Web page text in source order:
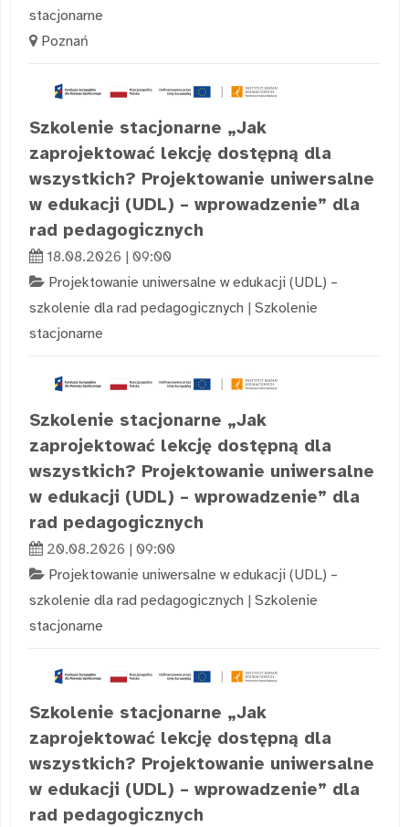
stacjonarne
Poznań
Szkolenie stacjonarne „Jak
zaprojektować lekcję dostępną dla
wszystkich? Projektowanie uniwersalne
w edukacji (UDL) – wprowadzenie” dla
rad pedagogicznych
18.08.2026 | 09:00
Projektowanie uniwersalne w edukacji (UDL) –
szkolenie dla rad pedagogicznych | Szkolenie
stacjonarne
Szkolenie stacjonarne „Jak
zaprojektować lekcję dostępną dla
wszystkich? Projektowanie uniwersalne
w edukacji (UDL) – wprowadzenie” dla
rad pedagogicznych
20.08.2026 | 09:00
Projektowanie uniwersalne w edukacji (UDL) –
szkolenie dla rad pedagogicznych | Szkolenie
stacjonarne
Szkolenie stacjonarne „Jak
zaprojektować lekcję dostępną dla
wszystkich? Projektowanie uniwersalne
w edukacji (UDL) – wprowadzenie” dla
rad pedagogicznych